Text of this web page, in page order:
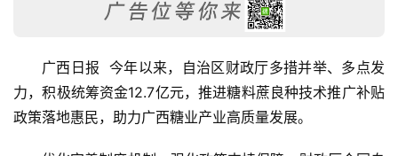
广西日报  今年以来，自治区财政厅多措并举、多点发
力，积极统筹资金12.7亿元，推进糖料蔗良种技术推广补贴
政策落地惠民，助力广西糖业产业高质量发展。